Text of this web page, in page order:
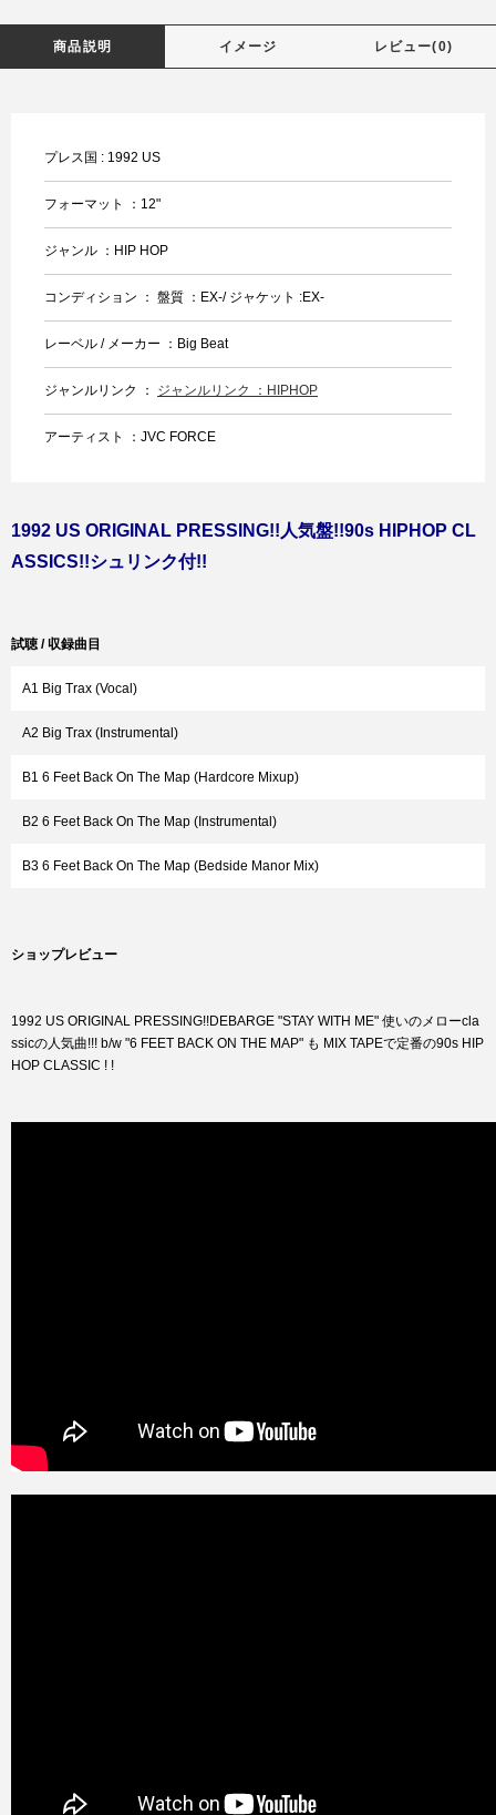
商品説明 イメージ レビュー(0)
プレス国 : 1992 US
フォーマット ：12"
ジャンル ：HIP HOP
コンディション ： 盤質 ：EX-/ ジャケット :EX-
レーベル / メーカー ：Big Beat
ジャンルリンク ： ジャンルリンク ：HIPHOP
アーティスト ：JVC FORCE
1992 US ORIGINAL PRESSING!!人気盤!!90s HIPHOP CL
ASSICS!!シュリンク付!!
試聴 / 収録曲目
A1 Big Trax (Vocal)
A2 Big Trax (Instrumental)
B1 6 Feet Back On The Map (Hardcore Mixup)
B2 6 Feet Back On The Map (Instrumental)
B3 6 Feet Back On The Map (Bedside Manor Mix)
ショップレビュー
1992 US ORIGINAL PRESSING!!DEBARGE "STAY WITH ME" 使いのメローcla
ssicの人気曲!!! b/w "6 FEET BACK ON THE MAP" も MIX TAPEで定番の90s HIP
HOP CLASSIC ! !